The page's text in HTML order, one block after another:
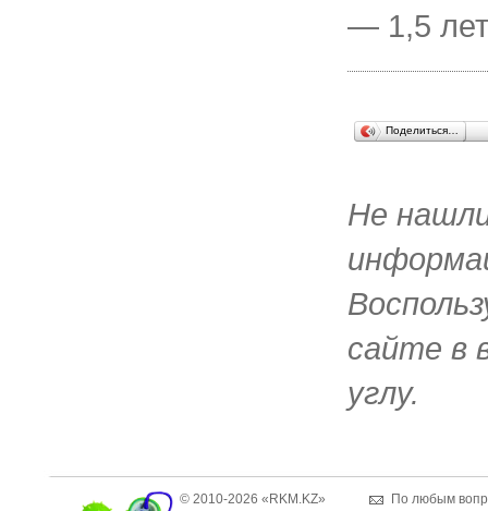
— 1,5
Поделиться…
Не
сайте в
углу.
© 2010-2026 «RKM.KZ»
По любым